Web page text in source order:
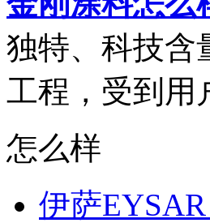
独特、科技含
工程，受到用
怎么样
伊萨